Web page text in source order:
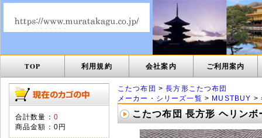
TOP 利用規約 会社案内 ご利用案内
合計数量： 0
商品金額： 0円
こたつ布団 >長方形こたつ布団
メーカー・シリーズ一覧 > MUSTBUY >
こたつ布団 長方形 ヘリン